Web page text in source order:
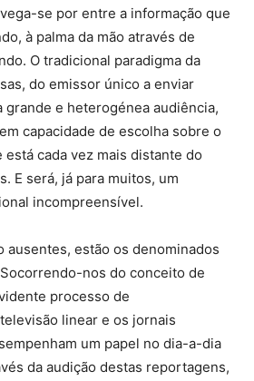
se por entre a informação que
à palma da mão através de
O tradicional paradigma da
do emissor único a enviar
grande e heterogénea audiência,
capacidade de escolha sobre o
cada vez mais distante do
E será, já para muitos, um
incompreensível.
ausentes, estão os denominados
nos do conceito de
processo de
linear e os jornais
um papel no dia-a-dia
da audição destas reportagens,